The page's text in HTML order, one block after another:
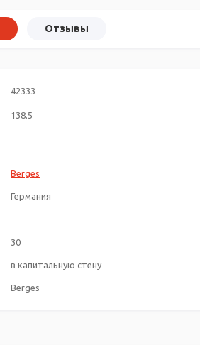
Отзывы
42333
138.5
Berges
Германия
30
в капитальную стену
Berges